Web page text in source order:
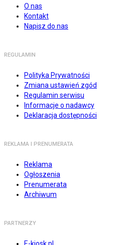
O nas
Kontakt
Napisz do nas
REGULAMIN
Polityka Prywatności
Zmiana ustawień zgód
Regulamin serwisu
Informacje o nadawcy
Deklaracja dostępności
REKLAMA I PRENUMERATA
Reklama
Ogłoszenia
Prenumerata
Archiwum
PARTNERZY